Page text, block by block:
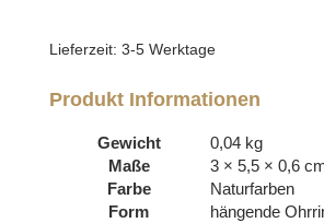
Lieferzeit: 3-5 Werktage
Produkt Informationen
Gewicht
0,04 kg
Maße
3 × 5,5 × 0,6
Farbe
Naturfarben
Form
hängende